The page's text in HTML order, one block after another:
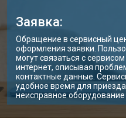
Заявка:
Обращение в сервисный
оформления заявки.
могут связаться с
интернет, описывая
контактные данные.
удобное время для
неисправное оборудование